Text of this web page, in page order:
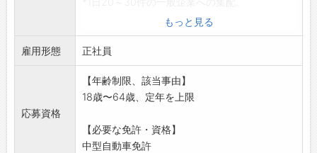
(20Kg程度の荷物もあります。)
*経験の有無を問わず、1～2ヶ月添乗指導があ
ります。
*フォークリフト免許は入社後取得可。
採用後、業務内容の変更なし
もっと見る
雇用形態 正社員
応募資格
【年齢制限、該当事由】
18歳〜64歳、定年を上限
【必要な免許・資格】
中型自動車免許